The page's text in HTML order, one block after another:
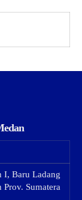
I, Baru Ladang
Sumatera